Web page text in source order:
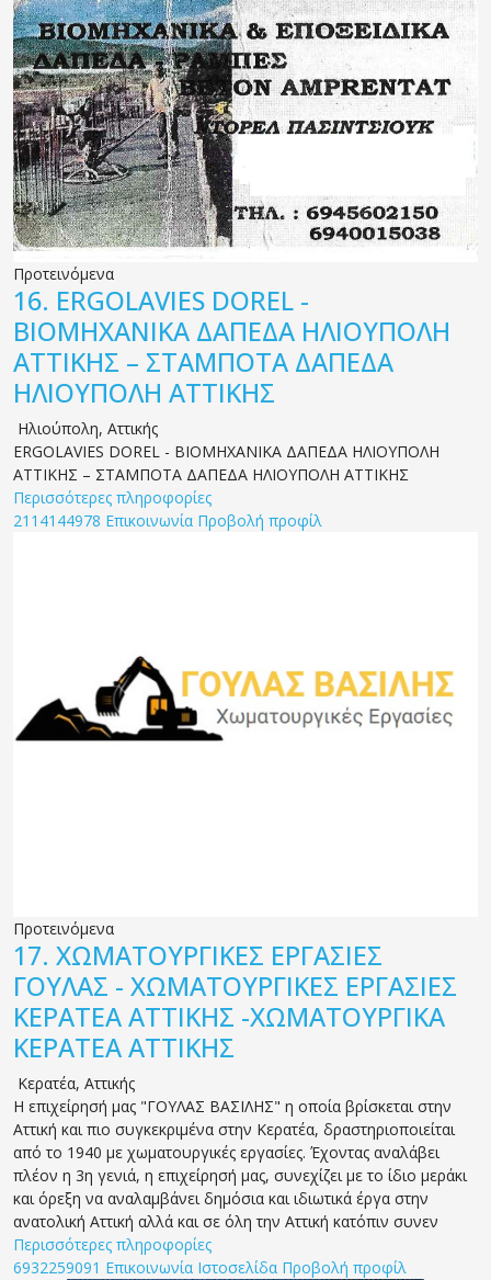
Προτεινόμενα
16. ERGOLAVIES DOREL -
ΒΙΟΜΗΧΑΝΙΚΑ ΔΑΠΕΔΑ ΗΛΙΟΥΠΟΛΗ
ΑΤΤΙΚΗΣ – ΣΤΑΜΠΟΤΑ ΔΑΠΕΔΑ
ΗΛΙΟΥΠΟΛΗ ΑΤΤΙΚΗΣ
Ηλιούπολη, Αττικής
ERGOLAVIES DOREL - ΒΙΟΜΗΧΑΝΙΚΑ ΔΑΠΕΔΑ ΗΛΙΟΥΠΟΛΗ
ΑΤΤΙΚΗΣ – ΣΤΑΜΠΟΤΑ ΔΑΠΕΔΑ ΗΛΙΟΥΠΟΛΗ ΑΤΤΙΚΗΣ
Περισσότερες πληροφορίες
2114144978 Επικοινωνία Προβολή προφίλ
Προτεινόμενα
17. ΧΩΜΑΤΟΥΡΓΙΚΕΣ ΕΡΓΑΣΙΕΣ
ΓΟΥΛΑΣ - ΧΩΜΑΤΟΥΡΓΙΚΕΣ ΕΡΓΑΣΙΕΣ
ΚΕΡΑΤΕΑ ΑΤΤΙΚΗΣ -ΧΩΜΑΤΟΥΡΓΙΚΑ
ΚΕΡΑΤΕΑ ΑΤΤΙΚΗΣ
Κερατέα, Αττικής
Η επιχείρησή μας "ΓΟΥΛΑΣ ΒΑΣΙΛΗΣ" η οποία βρίσκεται στην
Αττική και πιο συγκεκριμένα στην Κερατέα, δραστηριοποιείται
από το 1940 με χωματουργικές εργασίες. Έχοντας αναλάβει
πλέον η 3η γενιά, η επιχείρησή μας, συνεχίζει με το ίδιο μεράκι
και όρεξη να αναλαμβάνει δημόσια και ιδιωτικά έργα στην
ανατολική Αττική αλλά και σε όλη την Αττική κατόπιν συνεν
Περισσότερες πληροφορίες
6932259091 Επικοινωνία Ιστοσελίδα Προβολή προφίλ